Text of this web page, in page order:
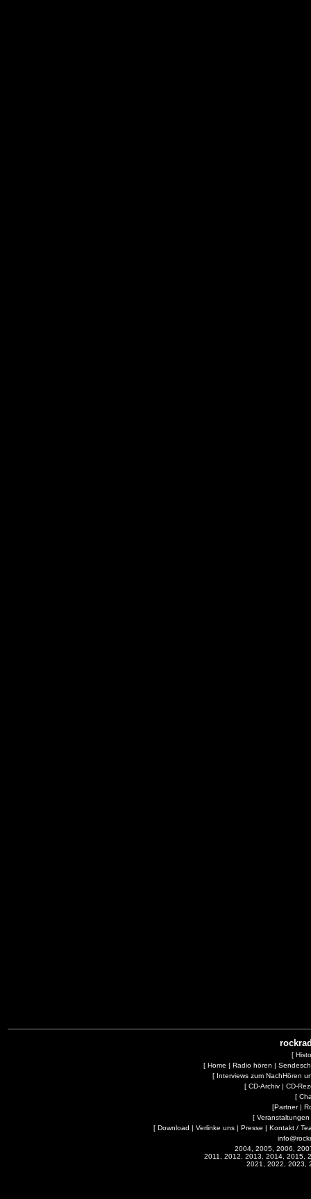
[
[ Home | Radio hören |
[ Interviews zum NachHören
[ CD-Archiv| CD-
[
[Partner|
[ Veranstaltungen
[ Download | Verlinke uns | Presse | Kontakt /
2004, 2005, 2006,
2011, 2012, 2013, 2014, 2015,
2021, 2022, 2023,